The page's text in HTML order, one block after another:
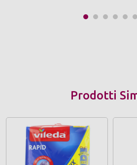
Prodotti